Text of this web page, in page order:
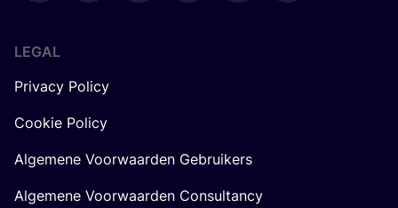
LEGAL
Privacy Policy
Cookie Policy
Algemene Voorwaarden Gebruikers
Algemene Voorwaarden Consultancy